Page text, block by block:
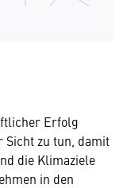
Erfolg
Sicht zu tun, damit
die Klimaziele
in den